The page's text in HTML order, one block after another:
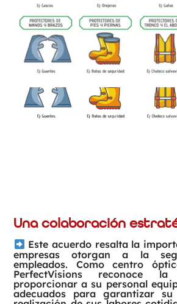
Una colaboración
Este acuerdo resalta la
empresas otorgan a la
empleados. Como centro
PerfectVisions reconoce
proporcionar a su personal
adecuados para garantizar